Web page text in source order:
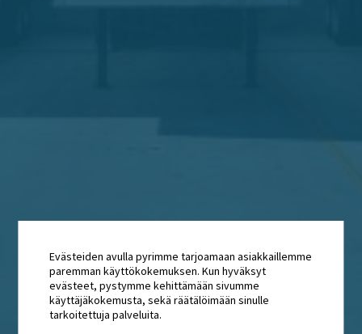
Evästeiden avulla pyrimme tarjoamaan asiakkaillemme
paremman käyttökokemuksen. Kun hyväksyt
evästeet, pystymme kehittämään sivumme
käyttäjäkokemusta, sekä räätälöimään sinulle
tarkoitettuja palveluita.